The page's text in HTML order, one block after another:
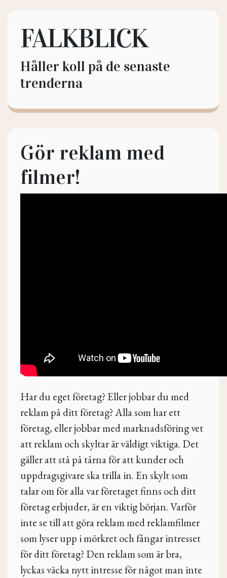
FALKBLICK
Håller koll på de senaste
trenderna
Gör reklam med
filmer!
Har du eget företag? Eller jobbar du med
reklam på ditt företag? Alla som har ett
företag, eller jobbar med marknadsföring vet
att reklam och skyltar är väldigt viktiga. Det
gäller att stå på tårna för att kunder och
uppdragsgivare ska trilla in. En skylt som
talar om för alla var företaget finns och ditt
företag erbjuder, är en viktig början. Varför
inte se till att göra reklam med reklamfilmer
som lyser upp i mörkret och fångar intresset
för ditt företag? Den reklam som är bra,
lyckas väcka nytt intresse för något man inte